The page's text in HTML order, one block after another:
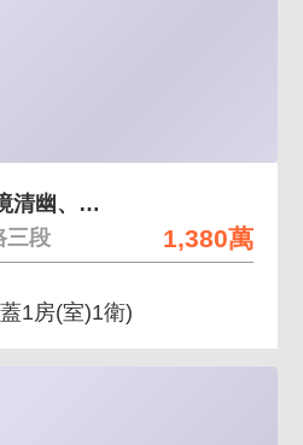
1,380萬
關渡靜巷小資宅 環境清幽、靜巷住宅
三段
1房(室)1衛)